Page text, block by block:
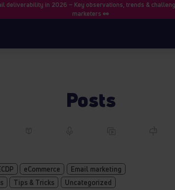
deliverability in 2026 – Key observations, trends &
marketers 👀
Posts
eCommerce
Email marketing
Tips & Tricks Uncategorized